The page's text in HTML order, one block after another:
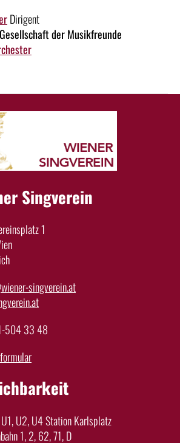
Dirigent
der Musikfreunde
Singverein
1
singverein.at
504 33 48
U2, U4 Station Karlsplatz
1, 2, 62, 71, D